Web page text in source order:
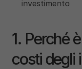
investimento
1. Perché
costi degli